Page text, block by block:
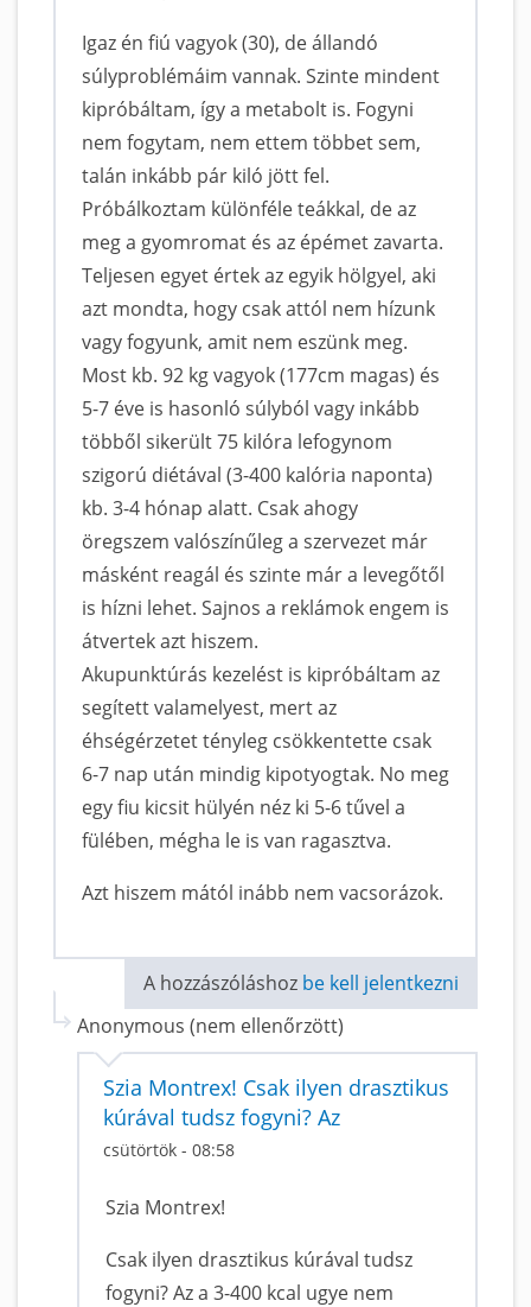
Igaz én fiú vagyok (30), de állandó
súlyproblémáim vannak. Szinte mindent
kipróbáltam, így a metabolt is. Fogyni
nem fogytam, nem ettem többet sem,
talán inkább pár kiló jött fel.
Próbálkoztam különféle teákkal, de az
meg a gyomromat és az épémet zavarta.
Teljesen egyet értek az egyik hölgyel, aki
azt mondta, hogy csak attól nem hízunk
vagy fogyunk, amit nem eszünk meg.
Most kb. 92 kg vagyok (177cm magas) és
5-7 éve is hasonló súlyból vagy inkább
többől sikerült 75 kilóra lefogynom
szigorú diétával (3-400 kalória naponta)
kb. 3-4 hónap alatt. Csak ahogy
öregszem valószínűleg a szervezet már
másként reagál és szinte már a levegőtől
is hízni lehet. Sajnos a reklámok engem is
átvertek azt hiszem.
Akupunktúrás kezelést is kipróbáltam az
segített valamelyest, mert az
éhségérzetet tényleg csökkentette csak
6-7 nap után mindig kipotyogtak. No meg
egy fiu kicsit hülyén néz ki 5-6 tűvel a
fülében, mégha le is van ragasztva.
Azt hiszem mától inább nem vacsorázok.
A hozzászóláshoz be kell jelentkezni
Anonymous (nem ellenőrzött)
Szia Montrex! Csak ilyen drasztikus
kúrával tudsz fogyni? Az
csütörtök - 08:58
Szia Montrex!
Csak ilyen drasztikus kúrával tudsz
fogyni? Az a 3-400 kcal ugye nem